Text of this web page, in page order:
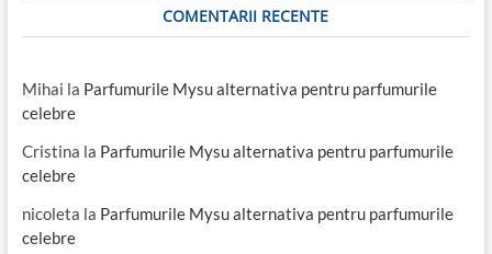
COMENTARII RECENTE
Mihai la Parfumurile Mysu alternativa pentru parfumurile
celebre
Cristina la Parfumurile Mysu alternativa pentru parfumurile
celebre
nicoleta la Parfumurile Mysu alternativa pentru parfumurile
celebre